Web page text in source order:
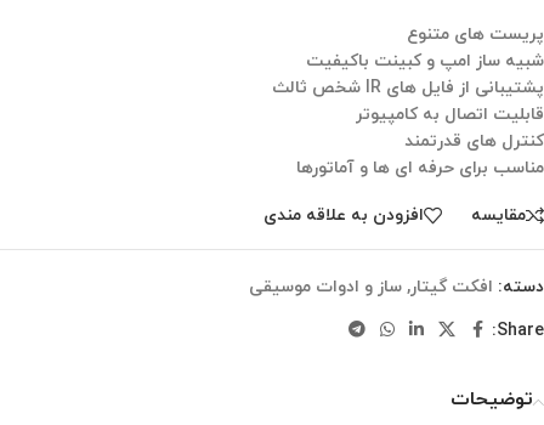
پریست های متنوع
شبیه ساز امپ و کبینت باکیفیت
پشتیبانی از فایل های IR شخص ثالث
قابلیت اتصال به کامپیوتر
کنترل های قدرتمند
مناسب برای حرفه ای ها و آماتورها
مقایسه افزودن به علاقه مندی
دسته: افکت گیتار, ساز و ادوات موسیقی
Share:
توضیحات